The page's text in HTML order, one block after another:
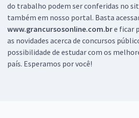
do trabalho podem ser conferidas no
também em nosso portal. Basta
www.grancursosonline.com.bre ficar
as novidades acerca de concursos
possibilidade de estudar com os
país. Esperamos por você!